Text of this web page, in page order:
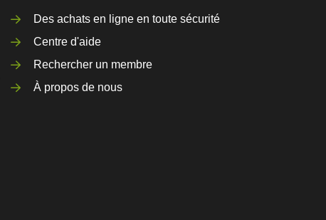
Des achats en ligne en toute sécurité
Centre d'aide
Rechercher un membre
À propos de nous